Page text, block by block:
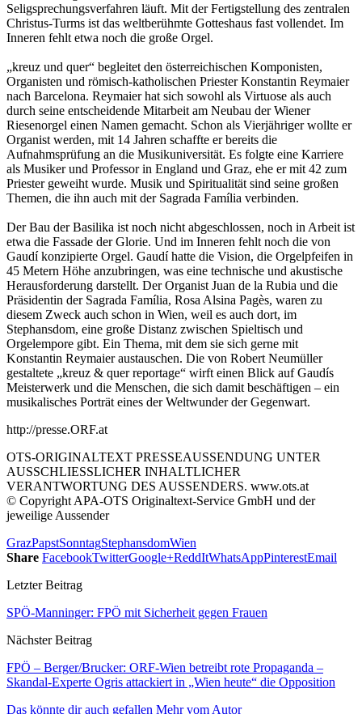
Seligsprechungsverfahren läuft. Mit der Fertigstellung des zentralen
Christus-Turms ist das weltberühmte Gotteshaus fast vollendet. Im
Inneren fehlt etwa noch die große Orgel.
„kreuz und quer“ begleitet den österreichischen Komponisten,
Organisten und römisch-katholischen Priester Konstantin Reymaier
nach Barcelona. Reymaier hat sich sowohl als Virtuose als auch
durch seine entscheidende Mitarbeit am Neubau der Wiener
Riesenorgel einen Namen gemacht. Schon als Vierjähriger wollte er
Organist werden, mit 14 Jahren schaffte er bereits die
Aufnahmsprüfung an die Musikuniversität. Es folgte eine Karriere
als Musiker und Professor in England und Graz, ehe er mit 42 zum
Priester geweiht wurde. Musik und Spiritualität sind seine großen
Themen, die ihn auch mit der Sagrada Família verbinden.
Der Bau der Basilika ist noch nicht abgeschlossen, noch in Arbeit ist
etwa die Fassade der Glorie. Und im Inneren fehlt noch die von
Gaudí konzipierte Orgel. Gaudí hatte die Vision, die Orgelpfeifen in
45 Metern Höhe anzubringen, was eine technische und akustische
Herausforderung darstellt. Der Organist Juan de la Rubia und die
Präsidentin der Sagrada Família, Rosa Alsina Pagès, waren zu
diesem Zweck auch schon in Wien, weil es auch dort, im
Stephansdom, eine große Distanz zwischen Spieltisch und
Orgelempore gibt. Ein Thema, mit dem sie sich gerne mit
Konstantin Reymaier austauschen. Die von Robert Neumüller
gestaltete „kreuz & quer reportage“ wirft einen Blick auf Gaudís
Meisterwerk und die Menschen, die sich damit beschäftigen – ein
musikalisches Porträt eines der Weltwunder der Gegenwart.
http://presse.ORF.at
OTS-ORIGINALTEXT PRESSEAUSSENDUNG UNTER
AUSSCHLIESSLICHER INHALTLICHER
VERANTWORTUNG DES AUSSENDERS. www.ots.at
© Copyright APA-OTS Originaltext-Service GmbH und der
jeweilige Aussender
GrazPapstSonntagStephansdomWien
Share FacebookTwitterGoogle+ReddItWhatsAppPinterestEmail
Letzter Beitrag
SPÖ-Manninger: FPÖ mit Sicherheit gegen Frauen
Nächster Beitrag
FPÖ – Berger/Brucker: ORF-Wien betreibt rote Propaganda –
Skandal-Experte Ogris attackiert in „Wien heute“ die Opposition
Das könnte dir auch gefallen Mehr vom Autor